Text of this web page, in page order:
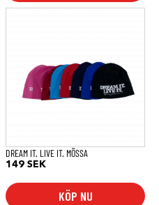
DREAM IT. LIVE IT. MÖSSA
149 SEK
KÖP NU
varianter.
olika
alternativen
produktsidan